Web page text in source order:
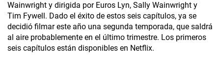
Wainwright y dirigida por Euros Lyn, Sally Wainwright y
Tim Fywell. Dado el éxito de estos seis capítulos, ya se
decidió filmar este año una segunda temporada, que saldrá
al aire probablemente en el último trimestre. Los primeros
seis capítulos están disponibles en Netflix.